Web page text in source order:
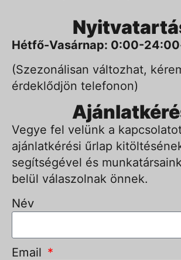
Hétfő-Vasárnap: 0:00-
(Szezonálisan változhat,
érdeklődjön telefonon)
Vegye fel velünk a
ajánlatkérési űrlap
segítségével és
belül válaszolnak önnek.
Név
Email